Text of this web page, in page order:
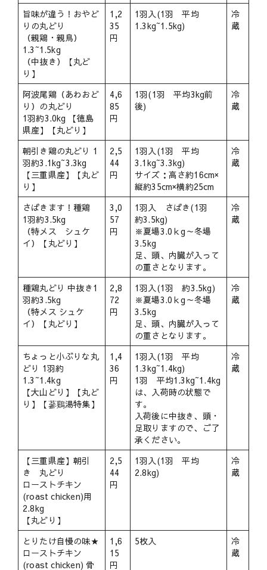
旨味が違う！おやど
りの丸どり
（親鶏・親鳥）
1.3~1.5kg
（中抜き）【丸ど
り】
1,2
35
円
1羽入(1羽 平均
1.3kg~1.5kg)
冷
蔵
阿波尾鶏（あわおど
り）の丸どり
1羽約3.0kg 【徳島
県産】【丸どり】
4,6
85
円
1羽(1羽 平均3kg前
後)
冷
蔵
朝引き鶏の丸どり 1
羽約3.1kg~3.3kg
【三重県産】【丸ど
り】
2,5
44
円
1羽入(1羽 平均
3.1kg~3.3kg)
サイズ：高さ約16cm×
縦約35cm×横約25cm
冷
蔵
さばきます！種鶏
1羽約3.5kg
（特メス シュケ
イ）【丸どり】
3,0
57
円
1羽入 さばき(1羽
約3.5kg)
※夏場3.0ｋg～冬場
3.5kg
足、頭、内臓が入って
の重さとなります。
冷
蔵
種鶏丸どり 中抜き1
羽約3.5kg
（特メス シュケ
イ）【丸どり】
2,8
72
円
1羽入(1羽 約3.5kg)
※夏場3.0ｋg～冬場
3.5kg
足、頭、内臓が入って
の重さとなります。
冷
蔵
ちょっと小ぶりな丸
どり 1羽約
1.3~1.4kg
【大山どり】【丸ど
り】【蔘鷄湯特集】
1,4
36
円
1羽入(1羽 平均
1.3kg~1.4kg)
1羽 平均1.3kg~1.4kg
は、入荷時の状態で
す。
入荷後に中抜き、頭・
足取りますので、ご了
承ください。
冷
蔵
【三重県産】朝引
き 丸どり
ローストチキン
(roast chicken)用
2.8kg
【丸どり】
2,5
44
円
1羽入(1羽 平均
2.8kg)
冷
蔵
とりたけ自慢の味★
ローストチキン
(roast chicken) 骨
1,6
15
円
5枚入
冷
蔵